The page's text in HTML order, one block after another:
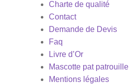
Charte de qualité
Contact
Demande de Devis
Faq
Livre d’Or
Mascotte pat patrouille
Mentions légales